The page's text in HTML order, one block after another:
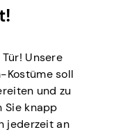
Unsere
Kostüme soll
und zu
Sie knapp
jederzeit an